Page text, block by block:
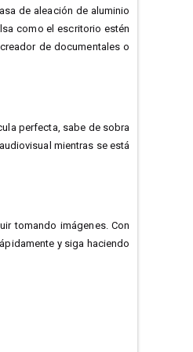
de aleación de aluminio
como el escritorio estén
de documentales o
perfecta, sabe de sobra
mientras se está
tomando imágenes. Con
y siga haciendo